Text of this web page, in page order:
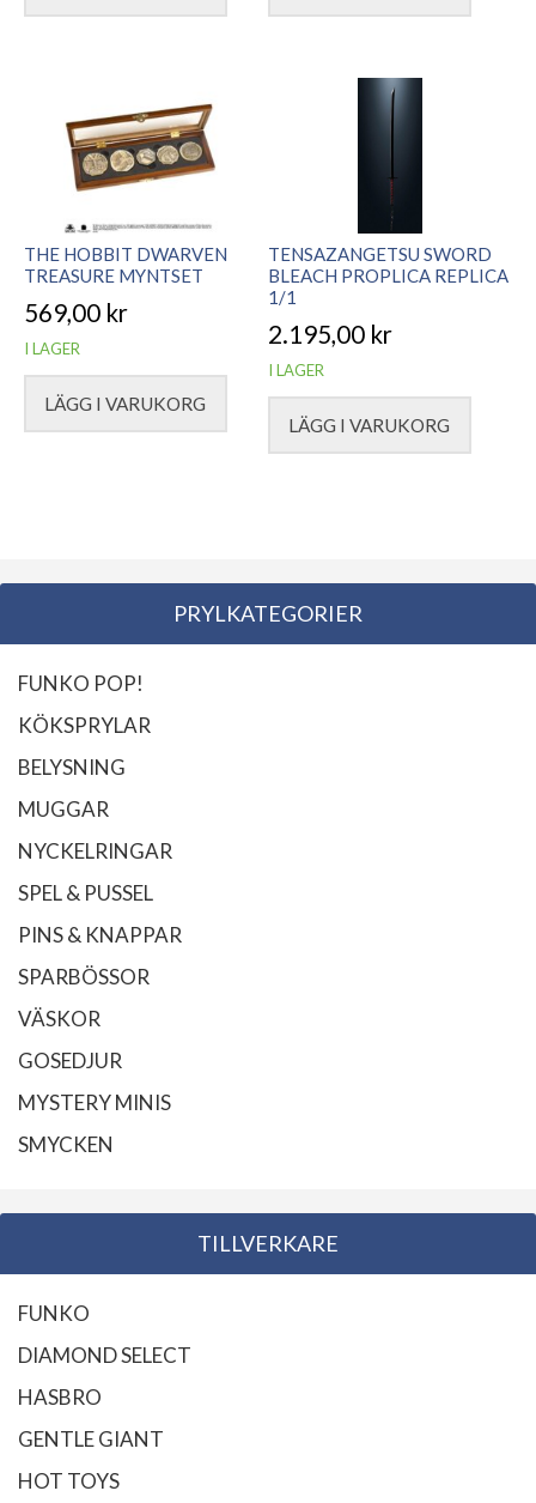
THE HOBBIT DWARVEN
TREASURE MYNTSET
569,00 kr
I LAGER
LÄGG I VARUKORG
TENSAZANGETSU SWORD
BLEACH PROPLICA REPLICA
1/1
2.195,00 kr
I LAGER
LÄGG I VARUKORG
PRYLKATEGORIER
FUNKO POP!
KÖKSPRYLAR
BELYSNING
MUGGAR
NYCKELRINGAR
SPEL & PUSSEL
PINS & KNAPPAR
SPARBÖSSOR
VÄSKOR
GOSEDJUR
MYSTERY MINIS
SMYCKEN
TILLVERKARE
FUNKO
DIAMOND SELECT
HASBRO
GENTLE GIANT
HOT TOYS